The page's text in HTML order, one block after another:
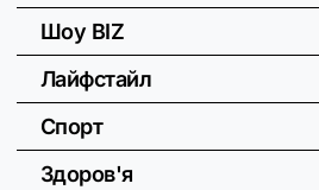
Шоу BIZ
Лайфстайл
Спорт
Здоров'я